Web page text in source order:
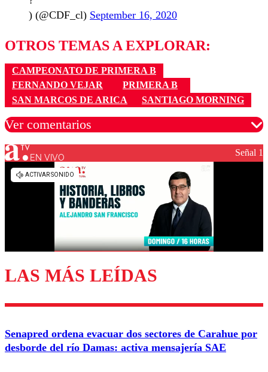
) (@CDF_cl) September 16, 2020
OTROS TEMAS A EXPLORAR:
CAMPEONATO DE PRIMERA B
FERNANDO VEJAR
PRIMERA B
SAN MARCOS DE ARICA
SANTIAGO MORNING
Ver comentarios
Los comentarios son moderados para garantizar un
diálogo respetuoso.
Enviar comentario
EN VIVO Señal 1
LAS MÁS LEÍDAS
Senapred ordena evacuar dos sectores de Carahue por
desborde del río Damas: activa mensajería SAE